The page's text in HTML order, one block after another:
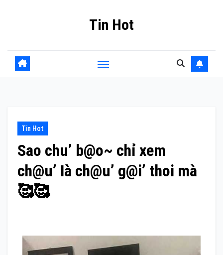
Tin Hot
Tin Hot
Sao chu’ b@o~ chỉ xem
ch@u’ Ià ch@u’ g@i’ thoi mà
🥰🥰